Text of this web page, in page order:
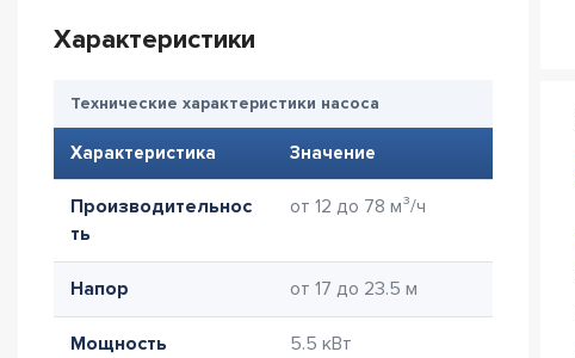
Характеристики
Технические характеристики насоса
Характеристика Значение
Производительнос
ть
от 12 до 78 м³/ч
Напор от 17 до 23.5 м
Мощность
5.5 кВт